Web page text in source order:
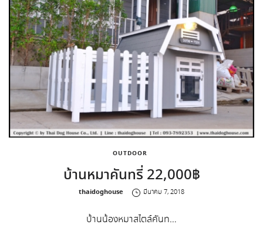
OUTDOOR
บ้านหมาคันทรี่ 22,000฿
by
thaidoghouse มีนาคม 7, 2018
บ้านน้องหมาสไตล์คันท…